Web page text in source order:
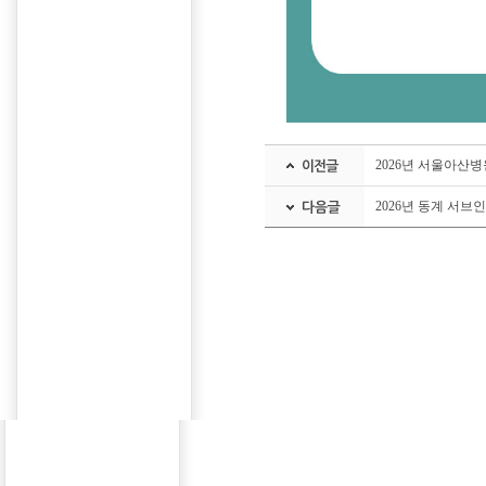
2026년 서울아산
2026년 동계 서브